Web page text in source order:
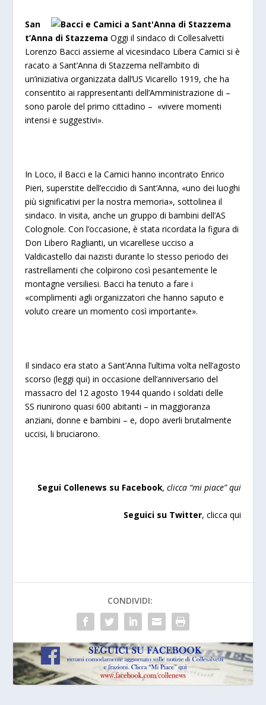
San
t’Anna di Stazzema Oggi il sindaco di Collesalvetti
Lorenzo Bacci assieme al vicesindaco Libera Camici si è
racato a Sant’Anna di Stazzema nell’ambito di
un’iniziativa organizzata dall’US Vicarello 1919, che ha
consentito ai rappresentanti dell’Amministrazione di –
sono parole del primo cittadino – «vivere momenti
intensi e suggestivi».
In Loco, il Bacci e la Camici hanno incontrato Enrico
Pieri, superstite dell’eccidio di Sant’Anna, «uno dei luoghi
più significativi per la nostra memoria», sottolinea il
sindaco. In visita, anche un gruppo di bambini dell’AS
Colognole. Con l’occasione, è stata ricordata la figura di
Don Libero Raglianti, un vicarellese ucciso a
Valdicastello dai nazisti durante lo stesso periodo dei
rastrellamenti che colpirono così pesantemente le
montagne versiliesi. Bacci ha tenuto a fare i
«complimenti agli organizzatori che hanno saputo e
voluto creare un momento così importante».
Il sindaco era stato a Sant’Anna l’ultima volta nell’agosto
scorso (leggi qui) in occasione dell’anniversario del
massacro del 12 agosto 1944 quando i soldati delle
SS riunirono quasi 600 abitanti – in maggioranza
anziani, donne e bambini – e, dopo averli brutalmente
uccisi, li bruciarono.
Segui Collenews su Facebook, clicca “mi piace”qui
Seguici su Twitter, clicca qui
CONDIVIDI: